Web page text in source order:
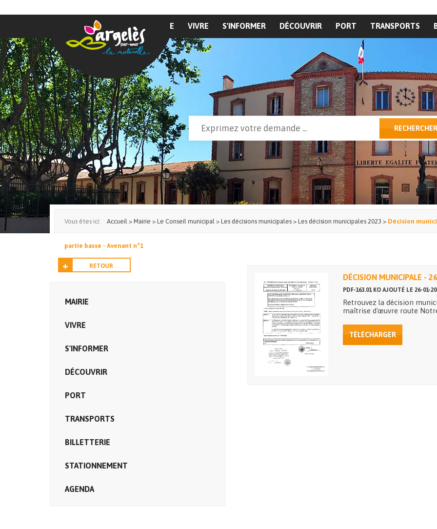
MAIRIE VIVRE S'INFORMER DÉCOUVRIR PORT TRANSPORTS
Formulaire de recherche RECHERCHER
Vous êtes ici: Accueil > Mairie > Le Conseil municipal > Les décisions municipales > Les décision municipales 2023 > Décision
partie basse - Avenant n°1
RETOUR
MAIRIE
VIVRE
S'INFORMER
DÉCOUVRIR
PORT
TRANSPORTS
BILLETTERIE
STATIONNEMENT
AGENDA
DÉCISION MUNICIPALE -
PDF-163.01 KO AJOUTÉ LE 26-01-
Retrouvez la décision
maîtrise d'œuvre route
TÉLÉCHARGER